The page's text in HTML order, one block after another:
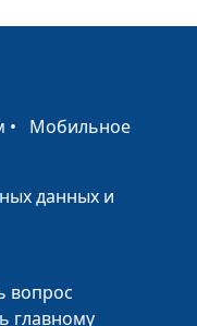
богословия
Андрей Качалаба,
Синицына,
Качалаба,
• Мобильное
данных и
вопрос
главному